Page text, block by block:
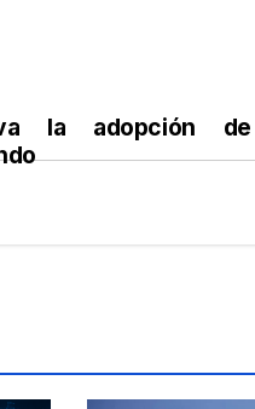
la adopción de